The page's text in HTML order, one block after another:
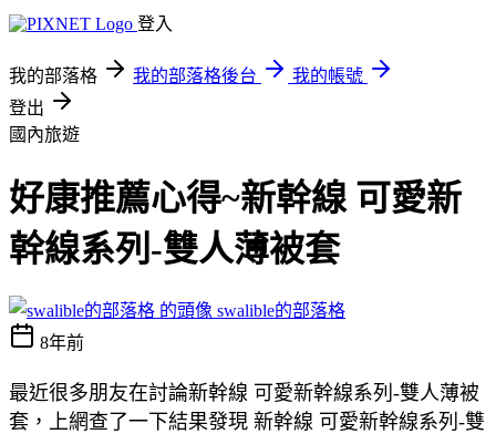
登入
我的部落格 我的部落格後台
我的帳號
登出
國內旅遊
好康推薦心得~新幹線 可愛新
幹線系列-雙人薄被套
swalible的部落格
8年前
最近很多朋友在討論新幹線 可愛新幹線系列-雙人薄被
套，上網查了一下結果發現 新幹線 可愛新幹線系列-雙